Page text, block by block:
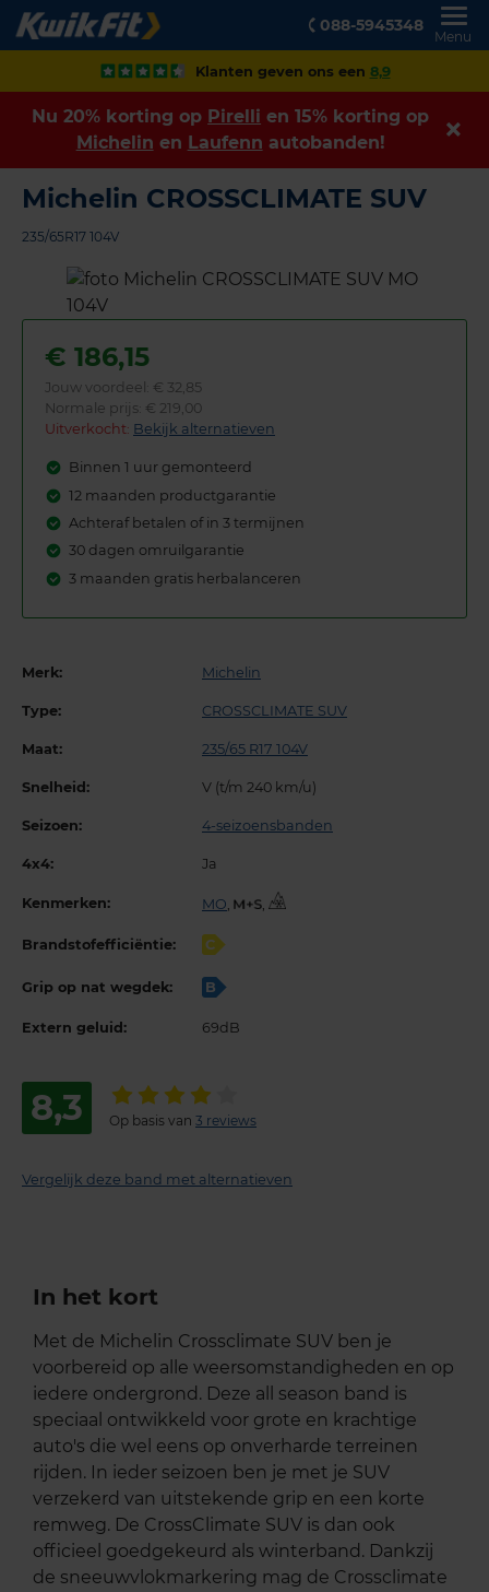
088-5945348
Menu
Klanten geven ons een 8,9
Nu 20% korting op Pirelli en 15% korting op
Michelin en Laufenn autobanden!
Michelin CROSSCLIMATE SUV
235/65R17 104V
€ 186,15
Jouw voordeel: € 32,85
Normale prijs: € 219,00
Uitverkocht: Bekijk alternatieven
Binnen 1 uur gemonteerd
12 maanden productgarantie
Achteraf betalen of in 3 termijnen
30 dagen omruilgarantie
3 maanden gratis herbalanceren
Merk: Michelin
Type: CROSSCLIMATE SUV
Maat: 235/65 R17 104V
Snelheid: V (t/m 240 km/u)
Seizoen: 4-seizoensbanden
4x4: Ja
Kenmerken: MO, ,
Brandstofefficiëntie: C
Grip op nat wegdek: B
Extern geluid: 69dB
8,3 Op basis van 3 reviews
Vergelijk deze band met alternatieven
In het kort
Met de Michelin Crossclimate SUV ben je
voorbereid op alle weersomstandigheden en op
iedere ondergrond. Deze all season band is
speciaal ontwikkeld voor grote en krachtige
auto's die wel eens op onverharde terreinen
rijden. In ieder seizoen ben je met je SUV
verzekerd van uitstekende grip en een korte
remweg. De CrossClimate SUV is dan ook
officieel goedgekeurd als winterband. Dankzij
de sneeuwvlokmarkering mag de Crossclimate